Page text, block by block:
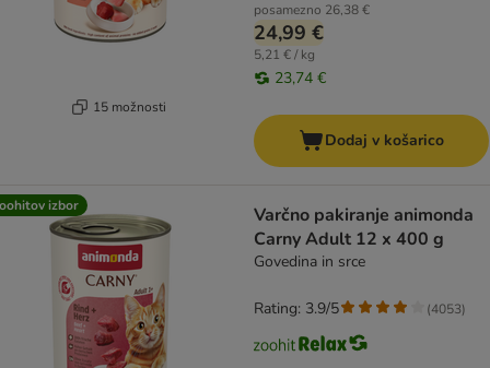
15 možnosti
posamezno 26,38 €
24,99 €
5,21 € / kg
23,74 €
Dodaj v košarico
izbor
Varčno pakiranje animonda
Carny Adult 12 x 400 g
Govedina in srce
Rating: 3.9/5 (4053)